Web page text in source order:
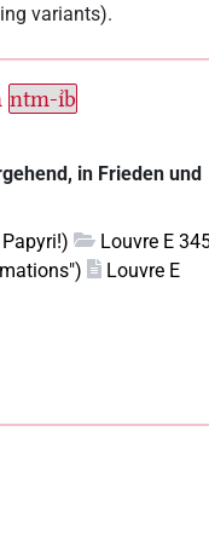
variants).
ntm-ı͗b
in Frieden und
Louvre E
Louvre E